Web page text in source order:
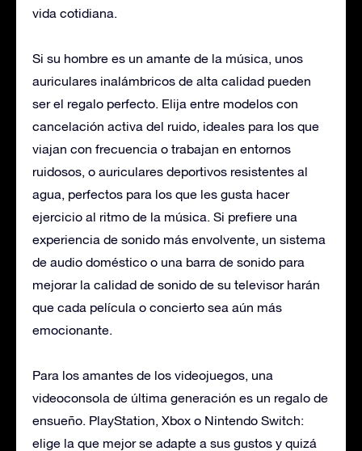
vida cotidiana.
Si su hombre es un amante de la música, unos
auriculares inalámbricos de alta calidad pueden
ser el regalo perfecto. Elija entre modelos con
cancelación activa del ruido, ideales para los que
viajan con frecuencia o trabajan en entornos
ruidosos, o auriculares deportivos resistentes al
agua, perfectos para los que les gusta hacer
ejercicio al ritmo de la música. Si prefiere una
experiencia de sonido más envolvente, un sistema
de audio doméstico o una barra de sonido para
mejorar la calidad de sonido de su televisor harán
que cada película o concierto sea aún más
emocionante.
Para los amantes de los videojuegos, una
videoconsola de última generación es un regalo de
ensueño. PlayStation, Xbox o Nintendo Switch:
elige la que mejor se adapte a sus gustos y quizá